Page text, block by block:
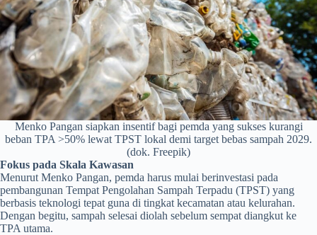
Menko Pangan siapkan insentif bagi pemda yang sukses kurangi
beban TPA >50% lewat TPST lokal demi target bebas sampah 2029.
(dok. Freepik)
Fokus pada Skala Kawasan
Menurut Menko Pangan, pemda harus mulai berinvestasi pada
pembangunan Tempat Pengolahan Sampah Terpadu (TPST) yang
berbasis teknologi tepat guna di tingkat kecamatan atau kelurahan.
Dengan begitu, sampah selesai diolah sebelum sempat diangkut ke
TPA utama.